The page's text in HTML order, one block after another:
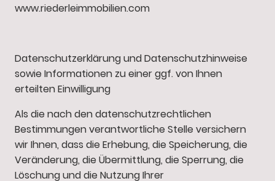
www.riederleimmobilien.com
Datenschutzerklärung und Datenschutzhinweise
sowie Informationen zu einer ggf. von Ihnen
erteilten Einwilligung
Als die nach den datenschutzrechtlichen
Bestimmungen verantwortliche Stelle versichern
wir Ihnen, dass die Erhebung, die Speicherung, die
Veränderung, die Übermittlung, die Sperrung, die
Löschung und die Nutzung Ihrer